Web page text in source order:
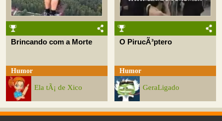
Brincando com a Morte
Humor
Ela tÃ¡ de Xico
O PirucÃ³ptero
Humor
GeraLigado